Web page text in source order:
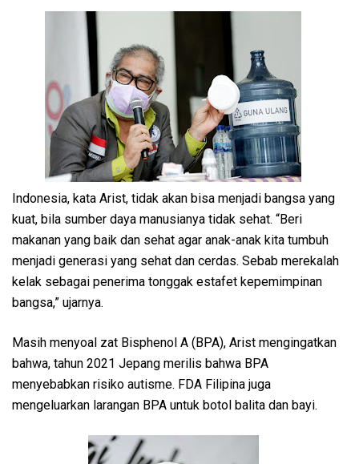
Indonesia, kata Arist, tidak akan bisa menjadi bangsa yang
kuat, bila sumber daya manusianya tidak sehat. “Beri
makanan yang baik dan sehat agar anak-anak kita tumbuh
menjadi generasi yang sehat dan cerdas. Sebab merekalah
kelak sebagai penerima tonggak estafet kepemimpinan
bangsa,” ujarnya.
Masih menyoal zat Bisphenol A (BPA), Arist mengingatkan
bahwa, tahun 2021 Jepang merilis bahwa BPA
menyebabkan risiko autisme. FDA Filipina juga
mengeluarkan larangan BPA untuk botol balita dan bayi.